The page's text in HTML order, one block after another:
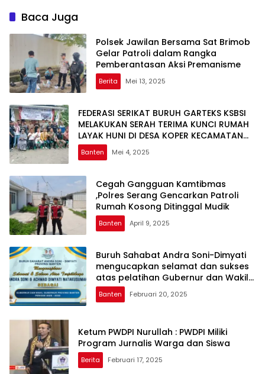
Baca Juga
Polsek Jawilan Bersama Sat Brimob
Gelar Patroli dalam Rangka
Pemberantasan Aksi Premanisme
Berita Mei 13, 2025
FEDERASI SERIKAT BURUH GARTEKS KSBSI
MELAKUKAN SERAH TERIMA KUNCI RUMAH
LAYAK HUNI DI DESA KOPER KECAMATAN
CIKANDE KABUPATEN SERANG
Banten Mei 4, 2025
Cegah Gangguan Kamtibmas
,Polres Serang Gencarkan Patroli
Rumah Kosong Ditinggal Mudik
Banten April 9, 2025
Buruh Sahabat Andra Soni-Dimyati
mengucapkan selamat dan sukses
atas pelatihan Gubernur dan Wakil
Gubernur Provinsi Banten
Banten Februari 20, 2025
Ketum PWDPI Nurullah : PWDPI Miliki
Program Jurnalis Warga dan Siswa
Berita Februari 17, 2025